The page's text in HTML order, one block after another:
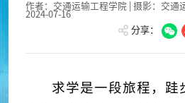
作者：交通运输工程学院 | 摄影：交通
2024-07-16
分享：
求学是一段旅程，跬